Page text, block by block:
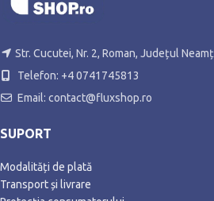
Str. Cucutei, Nr. 2, Roman, Județul Neamț
Telefon: +4 0741745813
Email: contact@fluxshop.ro
SUPORT
Modalități de plată
Transport și livrare